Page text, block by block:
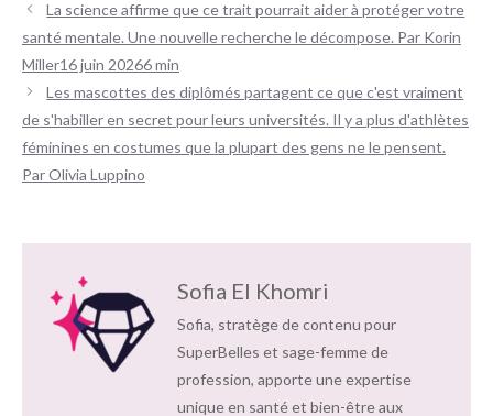
Navigation
La science affirme que ce trait pourrait aider à protéger votre
santé mentale. Une nouvelle recherche le décompose. Par Korin
Miller16 juin 20266 min
Les mascottes des diplômés partagent ce que c'est vraiment
de s'habiller en secret pour leurs universités. Il y a plus d'athlètes
féminines en costumes que la plupart des gens ne le pensent.
Par Olivia Luppino
Sofia El Khomri
Sofia, stratège de contenu pour
SuperBelles et sage-femme de
profession, apporte une expertise
unique en santé et bien-être aux